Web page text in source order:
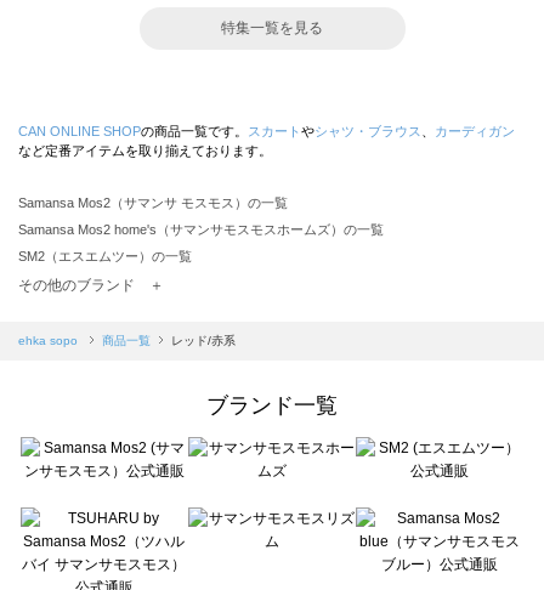
特集一覧を見る
CAN ONLINE SHOPの商品一覧です。 スカート やシャツ・ブラウス
カーディガン
など定番アイテムを取り揃えております。
Samansa Mos2（サマンサ モスモス）の一覧
Samansa Mos2 home's（サマンサモスモスホームズ）の一覧
SM2（エスエムツー）の一覧
TSUHARU by Samansa Mos2（ツハルバイサマンサモスモス）の一覧
Samansa Mos2 blue（サマンサモスモス ブルー）の一覧
Te chichi（テチチ）の一覧
Te chichi CLASSIC（テチチ クラシック）の一覧
Lugnoncure（ルノンキュール）の一覧
BETTY'S BLUE（べティーズブルー）の一覧
Wpc.（ワールドパーティー）の一覧
その他のブランド ＋
ehka sopo 商品一覧 レッド/赤系
ブランド一覧